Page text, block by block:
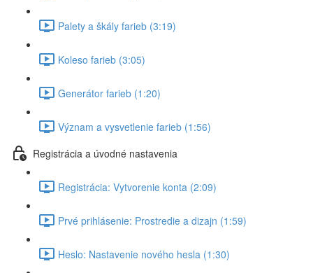
Palety a škály farieb (3:19)
Koleso farieb (3:05)
Generátor farieb (1:20)
Význam a vysvetlenie farieb (1:56)
Registrácia a úvodné nastavenia
Registrácia: Vytvorenie konta (2:09)
Prvé prihlásenie: Prostredie a dizajn (1:59)
Heslo: Nastavenie nového hesla (1:30)